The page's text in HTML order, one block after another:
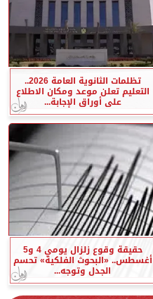
تظلمات الثانوية العامة 2026..
التعليم تعلن موعد ومكان الاطلاع
على أوراق الإجابة...
حقيقة وقوع زلزال يومي 4 و5
أغسطس.. «البحوث الفلكية» تحسم
الجدل وتوجه...